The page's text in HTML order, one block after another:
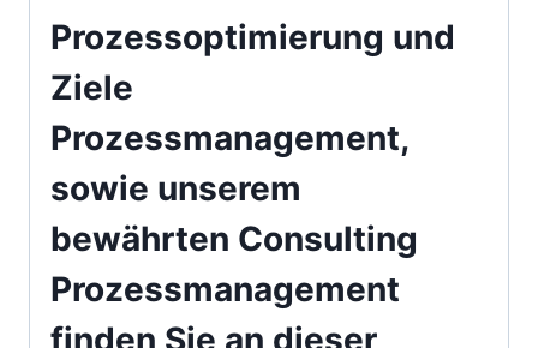
Prozessoptimierung und
Ziele
Prozessmanagement,
sowie unserem
bewährten Consulting
Prozessmanagement
finden Sie an dieser